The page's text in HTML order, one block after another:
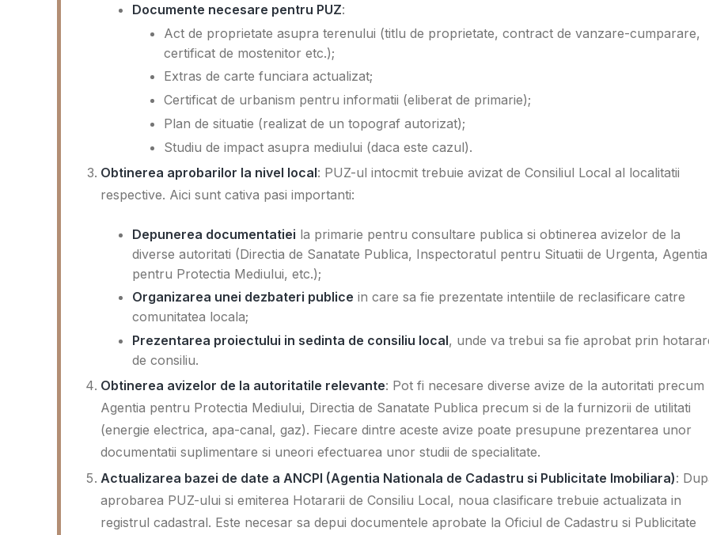
Documente necesare pentru PUZ:
Act de proprietate asupra terenului (titlu de proprietate, contract de vanzare-cumparare,
certificat de mostenitor etc.);
Extras de carte funciara actualizat;
Certificat de urbanism pentru informatii (eliberat de primarie);
Plan de situatie (realizat de un topograf autorizat);
Studiu de impact asupra mediului (daca este cazul).
Obtinerea aprobarilor la nivel local: PUZ-ul intocmit trebuie avizat de Consiliul Local al localitatii
respective. Aici sunt cativa pasi importanti:
Depunerea documentatiei la primarie pentru consultare publica si obtinerea avizelor de la
diverse autoritati (Directia de Sanatate Publica, Inspectoratul pentru Situatii de Urgenta, Agentia
pentru Protectia Mediului, etc.);
Organizarea unei dezbateri publice in care sa fie prezentate intentiile de reclasificare catre
comunitatea locala;
Prezentarea proiectului in sedinta de consiliu local, unde va trebui sa fie aprobat prin
de consiliu.
Obtinerea avizelor de la autoritatile relevante: Pot fi necesare diverse avize de la autoritati precum
Agentia pentru Protectia Mediului, Directia de Sanatate Publica precum si de la furnizorii de utilitati
(energie electrica, apa-canal, gaz). Fiecare dintre aceste avize poate presupune prezentarea unor
documentatii suplimentare si uneori efectuarea unor studii de specialitate.
Actualizarea bazei de date a ANCPI (Agentia Nationala de Cadastru si Publicitate Imobiliara):
aprobarea PUZ-ului si emiterea Hotararii de Consiliu Local, noua clasificare trebuie actualizata in
registrul cadastral. Este necesar sa depui documentele aprobate la Oficiul de Cadastru si Publicitate